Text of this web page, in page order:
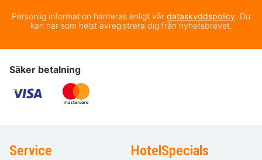
Personlig information hanteras enligt vår dataskyddspolicy. Du
kan när som helst avregistrera dig från nyhetsbrevet.
Säker betalning
Service HotelSpecials